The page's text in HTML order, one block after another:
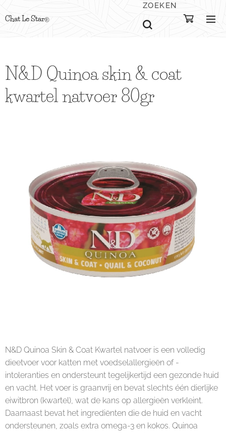
Chat Le Star®
ZOEKEN
N&D Quinoa skin & coat
kwartel natvoer 80gr
N&D Quinoa Skin & Coat Kwartel natvoer is een volledig
dieetvoer voor katten met voedselallergieën of -
intoleranties en ondersteunt tegelijkertijd een gezonde huid
en vacht. Het voer is graanvrij en bevat slechts één dierlijke
eiwitbron (kwartel), wat de kans op allergieën verkleint.
Daarnaast bevat het ingrediënten die de huid en vacht
ondersteunen, zoals extra omega-3 en kokos. Quinoa